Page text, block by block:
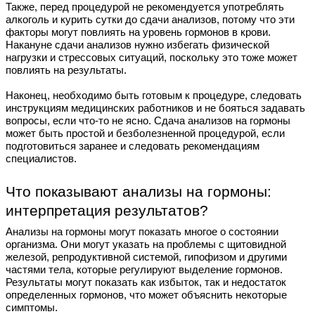
Также, перед процедурой не рекомендуется употреблять
алкоголь и курить сутки до сдачи анализов, потому что эти
факторы могут повлиять на уровень гормонов в крови.
Накануне сдачи анализов нужно избегать физической
нагрузки и стрессовых ситуаций, поскольку это тоже может
повлиять на результаты.
Наконец, необходимо быть готовым к процедуре, следовать
инструкциям медицинских работников и не бояться задавать
вопросы, если что-то не ясно. Сдача анализов на гормоны
может быть простой и безболезненной процедурой, если
подготовиться заранее и следовать рекомендациям
специалистов.
Что показывают анализы на гормоны:
интерпретация результатов?
Анализы на гормоны могут показать многое о состоянии
организма. Они могут указать на проблемы с щитовидной
железой, репродуктивной системой, гипофизом и другими
частями тела, которые регулируют выделение гормонов.
Результаты могут показать как избыток, так и недостаток
определенных гормонов, что может объяснить некоторые
симптомы.